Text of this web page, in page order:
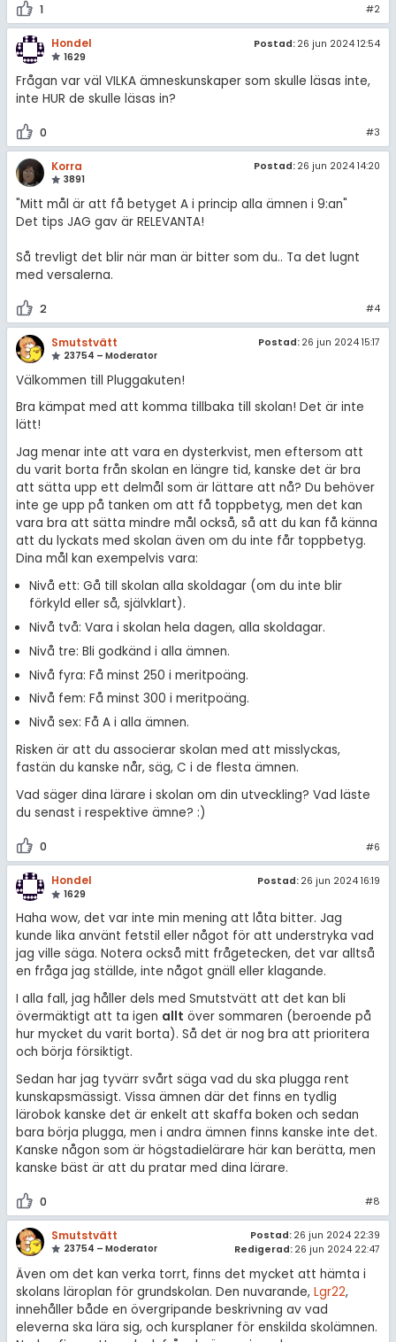
1 #2
Hondel
1629
Postad: 26 jun 2024 12:54
Frågan var väl VILKA ämneskunskaper som skulle läsas inte,
inte HUR de skulle läsas in?
0 #3
Korra
3891
Postad: 26 jun 2024 14:20
"Mitt mål är att få betyget A i princip alla ämnen i 9:an"
Det tips JAG gav är RELEVANTA!
Så trevligt det blir när man är bitter som du.. Ta det lugnt
med versalerna.
2 #4
Smutstvätt
23754 – Moderator
Postad: 26 jun 2024 15:17
Välkommen till Pluggakuten!
Bra kämpat med att komma tillbaka till skolan! Det är inte
lätt!
Jag menar inte att vara en dysterkvist, men eftersom att
du varit borta från skolan en längre tid, kanske det är bra
att sätta upp ett delmål som är lättare att nå? Du behöver
inte ge upp på tanken om att få toppbetyg, men det kan
vara bra att sätta mindre mål också, så att du kan få känna
att du lyckats med skolan även om du inte får toppbetyg.
Dina mål kan exempelvis vara:
Nivå ett: Gå till skolan alla skoldagar (om du inte blir
förkyld eller så, självklart).
Nivå två: Vara i skolan hela dagen, alla skoldagar.
Nivå tre: Bli godkänd i alla ämnen.
Nivå fyra: Få minst 250 i meritpoäng.
Nivå fem: Få minst 300 i meritpoäng.
Nivå sex: Få A i alla ämnen.
Risken är att du associerar skolan med att misslyckas,
fastän du kanske når, säg, C i de flesta ämnen.
Vad säger dina lärare i skolan om din utveckling? Vad läste
du senast i respektive ämne? :)
0 #6
Hondel
1629
Postad: 26 jun 2024 16:19
Haha wow, det var inte min mening att låta bitter. Jag
kunde lika använt fetstil eller något för att understryka vad
jag ville säga. Notera också mitt frågetecken, det var alltså
en fråga jag ställde, inte något gnäll eller klagande.
I alla fall, jag håller dels med Smutstvätt att det kan bli
övermäktigt att ta igen allt över sommaren (beroende på
hur mycket du varit borta). Så det är nog bra att prioritera
och börja försiktigt.
Sedan har jag tyvärr svårt säga vad du ska plugga rent
kunskapsmässigt. Vissa ämnen där det finns en tydlig
lärobok kanske det är enkelt att skaffa boken och sedan
bara börja plugga, men i andra ämnen finns kanske inte det.
Kanske någon som är högstadielärare här kan berätta, men
kanske bäst är att du pratar med dina lärare.
0 #8
Smutstvätt
23754 – Moderator
Postad: 26 jun 2024 22:39
Redigerad: 26 jun 2024 22:47
Även om det kan verka torrt, finns det mycket att hämta i
skolans läroplan för grundskolan. Den nuvarande, Lgr22,
innehåller både en övergripande beskrivning av vad
eleverna ska lära sig, och kursplaner för enskilda skolämnen.